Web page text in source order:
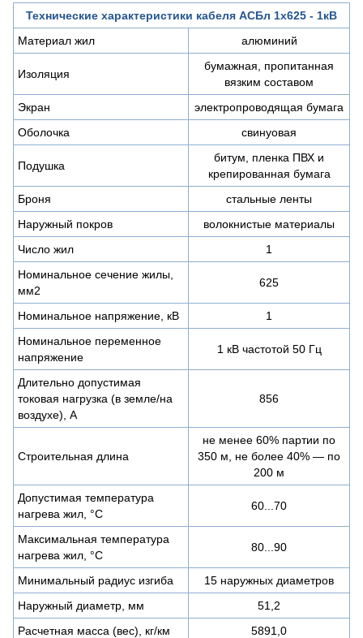
Технические характеристики кабеля АСБл 1х625 - 1кВ
Материал жил
алюминий
Изоляция
бумажная, пропитанная
вязким составом
Экран
электропроводящая бумага
Оболочка
свинуовая
Подушка
битум, пленка ПВХ и
крепированная бумага
Броня
стальные ленты
Наружный покров
волокнистые материалы
Число жил
1
Номинальное сечение жилы,
мм2
625
Номинальное напряжение, кВ
1
Номинальное переменное
напряжение
1 кВ частотой 50 Гц
Длительно допустимая
токовая нагрузка (в земле/на
воздухе), А
856
Строительная длина
не менее 60% партии по
350 м, не более 40% — по
200 м
Допустимая температура
нагрева жил, °C
60...70
Максимальная температура
нагрева жил, °C
80...90
Минимальный радиус изгиба
15 наружных диаметров
Наружный диаметр, мм
51,2
Расчетная масса (вес), кг/км
5891,0